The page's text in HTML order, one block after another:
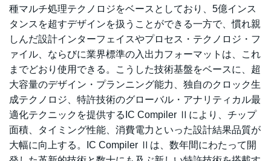
種マルチ処理テクノロジをベースとしており、5億インス
タンスを超すデザインを扱うことができる一方で、慣れ親
しんだ設計インターフェイスやプロセス・テクノロジ・フ
ァイル、ならびに業界標準の入出力フォーマットは、これ
までどおり使用できる。こうした技術基盤をベースに、超
大容量のデザイン・プランニング能力、独自のクロック生
成テクノロジ、特許技術のグローバル・アナリティカル最
適化テクニックを提供するIC Compiler Ⅱにより、チップ
面積、タイミング性能、消費電力といった設計結果品質が
大幅に向上する。IC Compiler Ⅱは、数年間にわたって開